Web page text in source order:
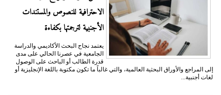
الاحترافية للنصوص والمستندات
الأجنبية لترجمتها بكفاءة
يعتمد نجاح البحث الأكاديمي والدراسة
الجامعية في عصرنا الحالي على مدى
قدرة الطالب أو الباحث على الوصول
إلى المراجع والأوراق البحثية العالمية، والتي غالباً ما تكون مكتوبة باللغة الإنجليزية أو
لغات أجنبية...